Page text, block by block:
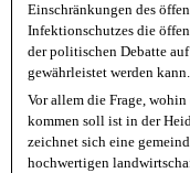
Einschränkungen des
Infektionschutzes die
der politischen Debatte
gewährleistet werden kann.
Vor allem die Frage,
kommen soll ist in der
zeichnet sich eine
hochwertigen